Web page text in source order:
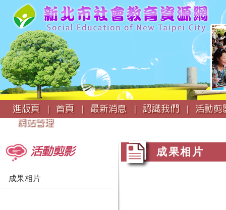
:::
進版頁 |
首頁 | 最新消息 | 認識我們 |
活動
網站管理
活動剪影
成果相片
成果相片